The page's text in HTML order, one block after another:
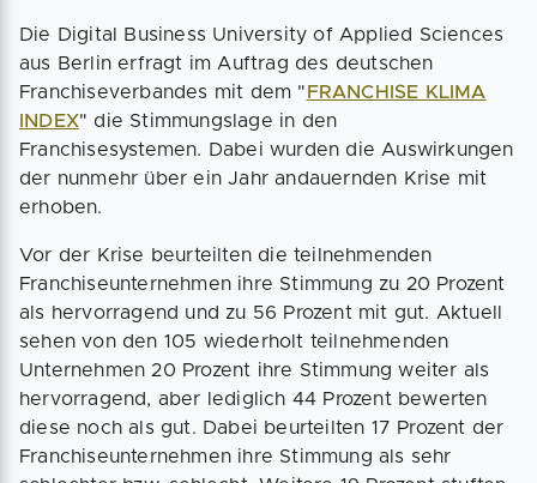
Die Digital Business University of Applied Sciences
aus Berlin erfragt im Auftrag des deutschen
Franchiseverbandes mit dem " FRANCHISE KLIMA
INDEX" die Stimmungslage in den
Franchisesystemen. Dabei wurden die Auswirkungen
der nunmehr über ein Jahr andauernden Krise mit
erhoben.
Vor der Krise beurteilten die teilnehmenden
Franchiseunternehmen ihre Stimmung zu 20 Prozent
als hervorragend und zu 56 Prozent mit gut. Aktuell
sehen von den 105 wiederholt teilnehmenden
Unternehmen 20 Prozent ihre Stimmung weiter als
hervorragend, aber lediglich 44 Prozent bewerten
diese noch als gut. Dabei beurteilten 17 Prozent der
Franchiseunternehmen ihre Stimmung als sehr